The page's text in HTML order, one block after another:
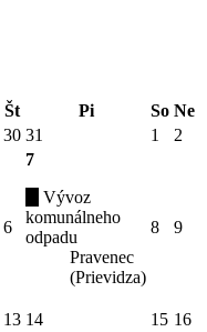
Št Pi So Ne
30 31 1 2
6
7
Vývoz
komunálneho
odpadu
Pravenec
(Prievidza)
8 9
13 14 15 16